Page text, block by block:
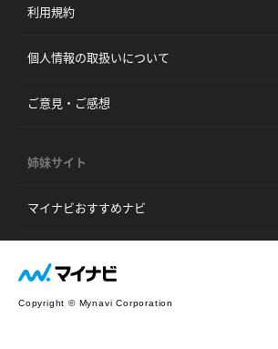
利用規約
個人情報の取扱いについて
ご意見・ご感想
姉妹サイト
マイナビおすすめナビ
Copyright © Mynavi Corporation